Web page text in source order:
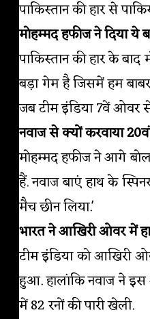
पाकिस्तान की हार से
मोहम्मद हफीज ने दिया ये
पाकिस्तान की हार के
बड़ा गेम है जिसमें हम
जब टीम इंडिया 7वें ओवर
नवाज से क्यों करवाया
मोहम्मद हफीज ने आगे
हैं. नवाज बाएं हाथ के
मैच छीन लिया.'
भारत ने आखिरी ओवर में
टीम इंडिया को आखिरी
हुआ. हालांकि नवाज ने इस
में 82 रनों की पारी खेली.